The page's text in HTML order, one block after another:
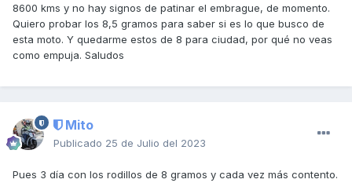
8600 kms y no hay signos de patinar el embrague, de momento.
Quiero probar los 8,5 gramos para saber si es lo que busco de
esta moto. Y quedarme estos de 8 para ciudad, por qué no veas
como empuja. Saludos
Mito
Publicado 25 de Julio del 2023
Pues 3 día con los rodillos de 8 gramos y cada vez más contento.